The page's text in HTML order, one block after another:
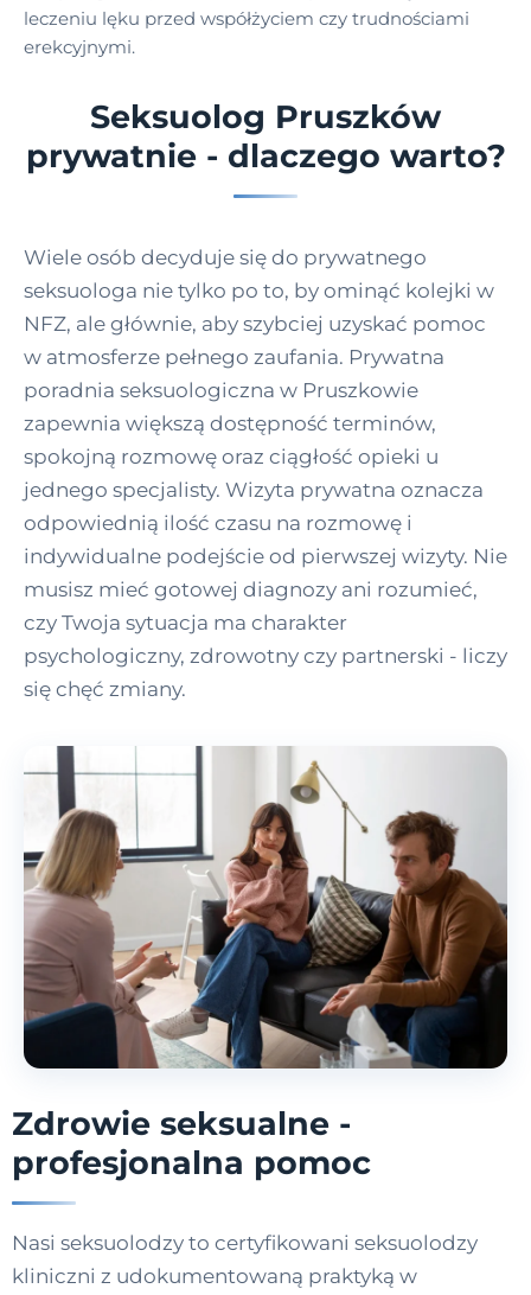
leczeniu lęku przed współżyciem czy trudnościami
erekcyjnymi.
Seksuolog Pruszków
prywatnie - dlaczego warto?
Wiele osób decyduje się do prywatnego
seksuologa nie tylko po to, by ominąć kolejki w
NFZ, ale głównie, aby szybciej uzyskać pomoc
w atmosferze pełnego zaufania. Prywatna
poradnia seksuologiczna w Pruszkowie
zapewnia większą dostępność terminów,
spokojną rozmowę oraz ciągłość opieki u
jednego specjalisty. Wizyta prywatna oznacza
odpowiednią ilość czasu na rozmowę i
indywidualne podejście od pierwszej wizyty. Nie
musisz mieć gotowej diagnozy ani rozumieć,
czy Twoja sytuacja ma charakter
psychologiczny, zdrowotny czy partnerski - liczy
się chęć zmiany.
Zdrowie seksualne -
profesjonalna pomoc
Nasi seksuolodzy to certyfikowani seksuolodzy
kliniczni z udokumentowaną praktyką w